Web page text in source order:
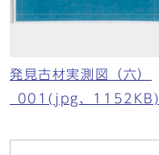
発見古材実測図（六）
_001(jpg、1152KB)